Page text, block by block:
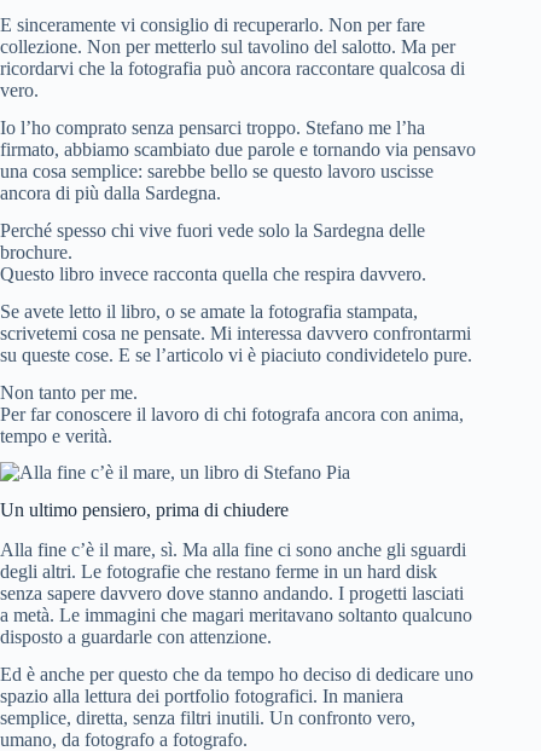
E sinceramente vi consiglio di recuperarlo. Non per fare
collezione. Non per metterlo sul tavolino del salotto. Ma per
ricordarvi che la fotografia può ancora raccontare qualcosa di
vero.
Io l’ho comprato senza pensarci troppo. Stefano me l’ha
firmato, abbiamo scambiato due parole e tornando via pensavo
una cosa semplice: sarebbe bello se questo lavoro uscisse
ancora di più dalla Sardegna.
Perché spesso chi vive fuori vede solo la Sardegna delle
brochure.
Questo libro invece racconta quella che respira davvero.
Se avete letto il libro, o se amate la fotografia stampata,
scrivetemi cosa ne pensate. Mi interessa davvero confrontarmi
su queste cose. E se l’articolo vi è piaciuto condividetelo pure.
Non tanto per me.
Per far conoscere il lavoro di chi fotografa ancora con anima,
tempo e verità.
Un ultimo pensiero, prima di chiudere
Alla fine c’è il mare, sì. Ma alla fine ci sono anche gli sguardi
degli altri. Le fotografie che restano ferme in un hard disk
senza sapere davvero dove stanno andando. I progetti lasciati
a metà. Le immagini che magari meritavano soltanto qualcuno
disposto a guardarle con attenzione.
Ed è anche per questo che da tempo ho deciso di dedicare uno
spazio alla lettura dei portfolio fotografici. In maniera
semplice, diretta, senza filtri inutili. Un confronto vero,
umano, da fotografo a fotografo.